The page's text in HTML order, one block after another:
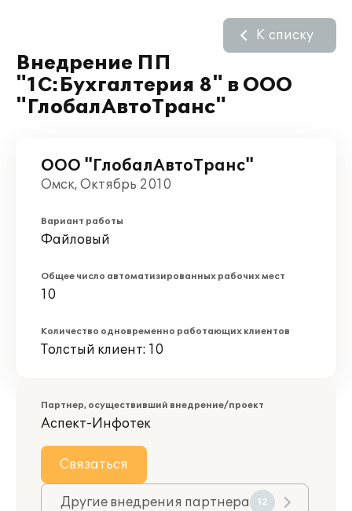
Внедрение ПП
"1С:Бухгалтерия 8" в ООО
"ГлобалАвтоТранс"
К списку
ООО "ГлобалАвтоТранс"
Омск, Октябрь 2010
Вариант работы
Файловый
Общее число автоматизированных рабочих мест
10
Количество одновременно работающих клиентов
Толстый клиент: 10
Партнер, осуществивший внедрение/проект
Аспект-Инфотек
Связаться
Другие внедрения партнера 12